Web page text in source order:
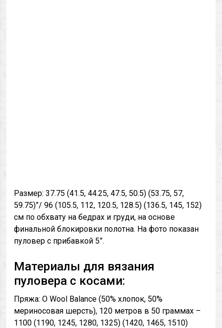
Размер: 37.75 (41.5, 44.25, 47.5, 50.5) (53.75, 57,
59.75)”/ 96 (105.5, 112, 120.5, 128.5) (136.5, 145, 152)
см по обхвату на бедрах и груди, на основе
финальной блокировки полотна. На фото показан
пуловер с прибавкой 5”.
Материалы для вязания
пуловера с косами:
Пряжа: O Wool Balance (50% хлопок, 50%
мериносовая шерсть), 120 метров в 50 граммах –
1100 (1190, 1245, 1280, 1325) (1420, 1465, 1510)